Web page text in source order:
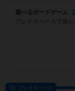
遊べるボードゲーム
プレイスペースで遊
プレイスペース